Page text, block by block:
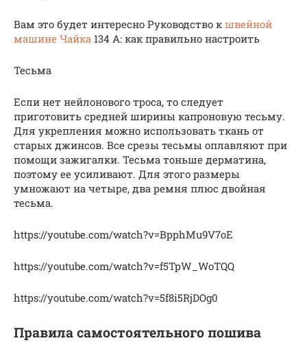
Вам это будет интересно Руководство к швейной
машине Чайка 134 А: как правильно настроить
Тесьма
Если нет нейлонового троса, то следует
приготовить средней ширины капроновую тесьму.
Для укрепления можно использовать ткань от
старых джинсов. Все срезы тесьмы оплавляют при
помощи зажигалки. Тесьма тоньше дерматина,
поэтому ее усиливают. Для этого размеры
умножают на четыре, два ремня плюс двойная
тесьма.
https://youtube.com/watch?v=BpphMu9V7oE
https://youtube.com/watch?v=f5TpW_WoTQQ
https://youtube.com/watch?v=5f8i5RjDOg0
Правила самостоятельного пошива